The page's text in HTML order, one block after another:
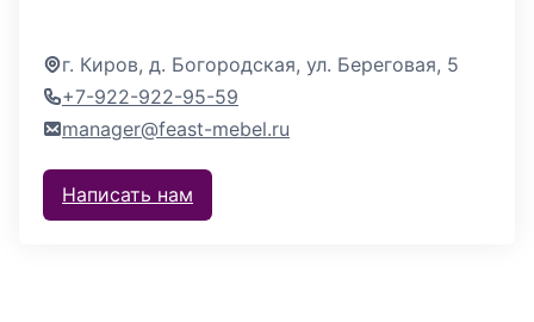
г. Киров, д. Богородская, ул. Береговая, 5
+7-922-922-95-59
manager@feast-mebel.ru
Написать нам